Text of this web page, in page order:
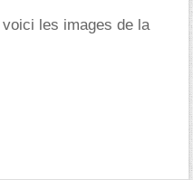
les images de la